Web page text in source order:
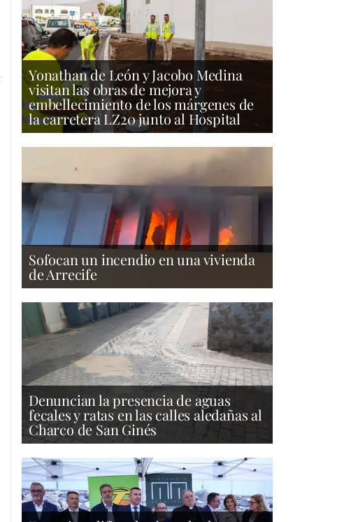
Yonathan de León y Jacobo Medina
visitan las obras de mejora y
embellecimiento de los márgenes de
la carretera LZ20 junto al Hospital
Sofocan un incendio en una vivienda
de Arrecife
Denuncian la presencia de aguas
fecales y ratas en las calles aledañas al
Charco de San Ginés